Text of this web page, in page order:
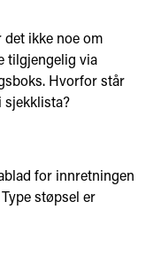
det ikke noe om
tilgjengelig via
Hvorfor står
sjekklista?
for innretningen
støpsel er